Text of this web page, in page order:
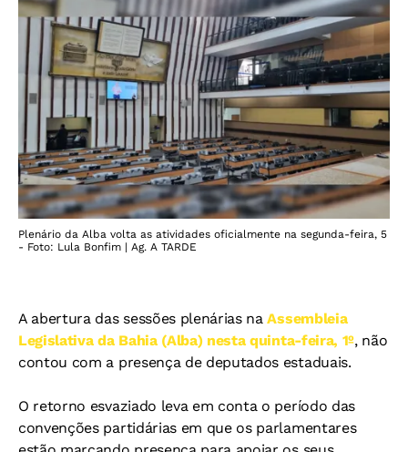
Plenário da Alba volta as atividades oficialmente na segunda-feira, 5
- Foto: Lula Bonfim | Ag. A TARDE
A abertura das sessões plenárias naAssembleia
Legislativa da Bahia (Alba) nesta quinta-feira, 1º, não
contou com a presença de deputados estaduais.
O retorno esvaziado leva em conta o período das
convenções partidárias em que os parlamentares